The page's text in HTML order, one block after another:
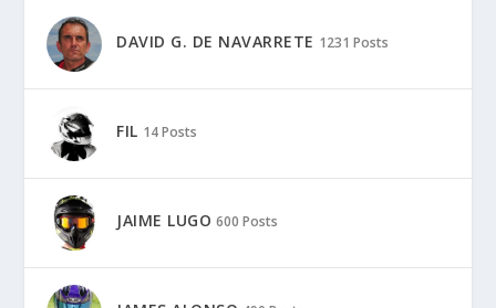
DAVID G. DE NAVARRETE 1231 Posts
FIL 14 Posts
JAIME LUGO 600 Posts